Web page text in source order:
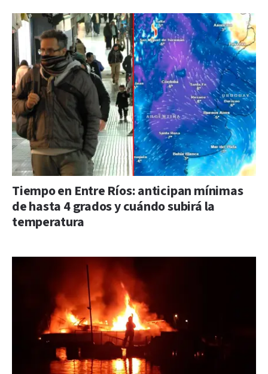
Tiempo en Entre Ríos: anticipan mínimas
de hasta 4 grados y cuándo subirá la
temperatura